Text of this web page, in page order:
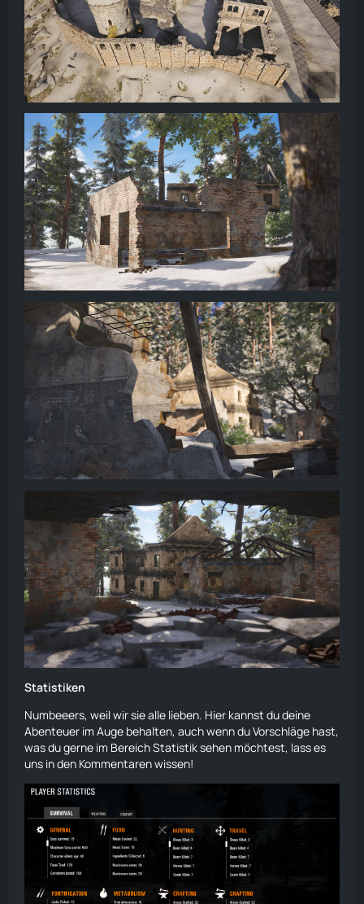
Statistiken
Numbeeers, weil wir sie alle lieben. Hier kannst du deine
Abenteuer im Auge behalten, auch wenn du Vorschläge hast,
was du gerne im Bereich Statistik sehen möchtest, lass es
uns in den Kommentaren wissen!